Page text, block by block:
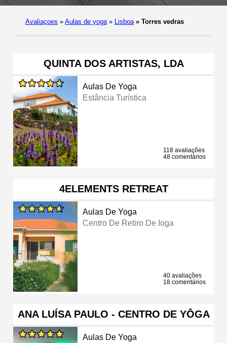
Avaliaçoes » Aulas de yoga » Lisboa » Torres vedras
QUINTA DOS ARTISTAS, LDA
Aulas De Yoga
Estância Turística
118 avaliações
48 comentários
4ELEMENTS RETREAT
Aulas De Yoga
Centro De Retiro De Ioga
40 avaliações
18 comentários
ANA LUÍSA PAULO - CENTRO DE YÔGA
Aulas De Yoga